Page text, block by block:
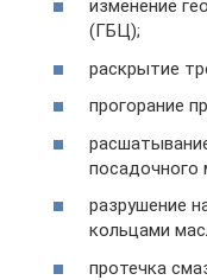
изменение
(ГБЦ);
раскрытие
прогорание
посадочного
разрушение
кольцами
протечка